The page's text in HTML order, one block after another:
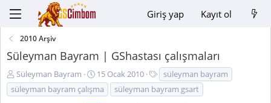
Giriş yap Kayıt ol
2010 Arşiv
Süleyman Bayram | GShastası çalışmaları
K
o
n
Süleyman Bayram
B
a
ş
15 Ocak 2010
t
i
süleyman bayram
süleyman bayram çalışma
süleyman bayram gsart